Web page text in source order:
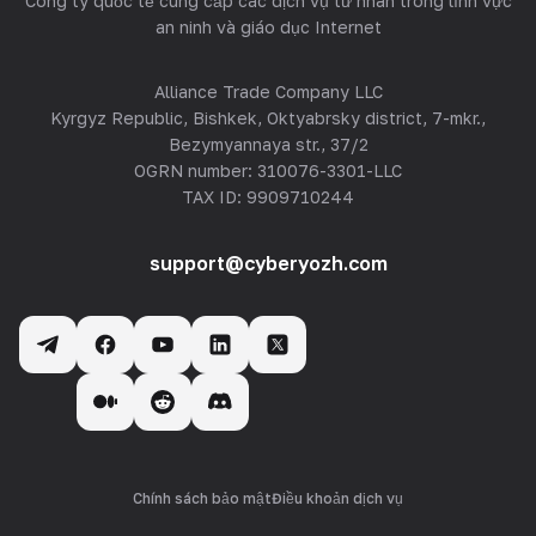
an ninh và giáo dục Internet
Alliance Trade Company LLC
Kyrgyz Republic, Bishkek, Oktyabrsky district, 7-mkr.,
Bezymyannaya str., 37/2
OGRN number: 310076-3301-LLC
TAX ID: 9909710244
support@cyberyozh.com
Chính sách bảo mậtĐiều khoản dịch vụ